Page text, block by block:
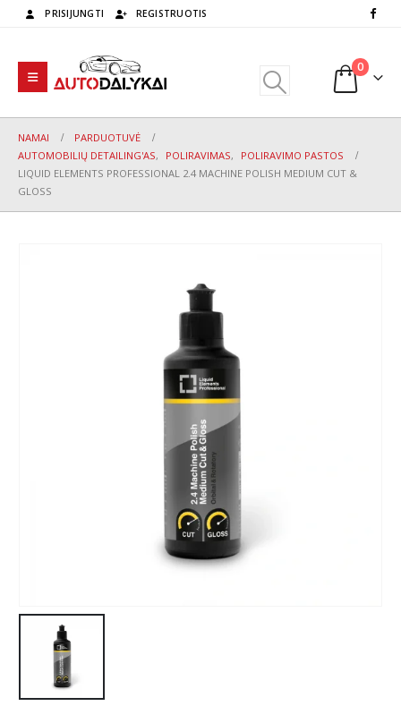
PRISIJUNGTI REGISTRUOTIS
0
NAMAI
PARDUOTUVĖ
AUTOMOBILIŲ DETAILING'AS, POLIRAVIMAS,
POLIRAVIMO PASTOS
LIQUID ELEMENTS PROFESSIONAL 2.4 MACHINE POLISH MEDIUM CUT &
GLOSS